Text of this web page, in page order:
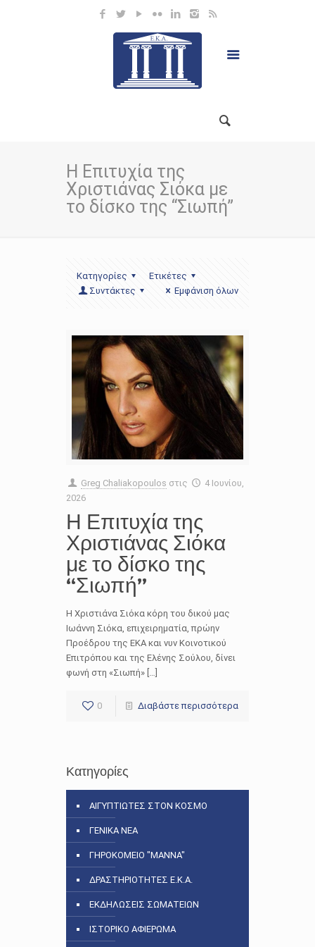
Η Επιτυχία της
Χριστιάνας Σιόκα με
το δίσκο της “Σιωπή”
Κατηγορίες
Ετικέτες
Συντάκτες
Εμφάνιση όλων
Greg Chaliakopoulos στις
4 Ιουνίου,
2026
Η Επιτυχία της
Χριστιάνας Σιόκα
με το δίσκο της
“Σιωπή”
Η Χριστιάνα Σιόκα κόρη του δικού μας
Ιωάννη Σιόκα, επιχειρηματία, πρώην
Προέδρου της ΕΚΑ και νυν Κοινοτικού
Επιτρόπου και της Ελένης Σούλου, δίνει
φωνή στη «Σιωπή» […]
0 Διαβάστε περισσότερα
Κατηγορίες
ΑΙΓΥΠΤΙΩΤΕΣ ΣΤΟΝ ΚΟΣΜΟ
ΓΕΝΙΚΑ ΝΕΑ
ΓΗΡΟΚΟΜΕΙΟ "ΜΑΝΝΑ"
ΔΡΑΣΤΗΡΙΟΤΗΤΕΣ Ε.Κ.Α.
ΕΚΔΗΛΩΣΕΙΣ ΣΩΜΑΤΕΙΩΝ
ΙΣΤΟΡΙΚΟ ΑΦΙΕΡΩΜΑ